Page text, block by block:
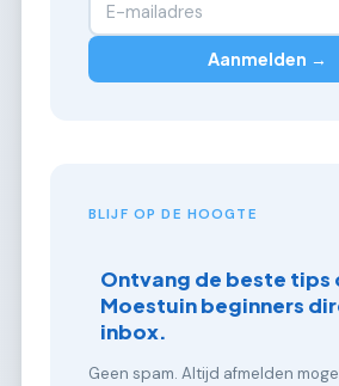
Aanmelden →
BLIJF OP DE HOOGTE
Ontvang de beste tips
Moestuin beginners
inbox.
Geen spam. Altijd afmelden